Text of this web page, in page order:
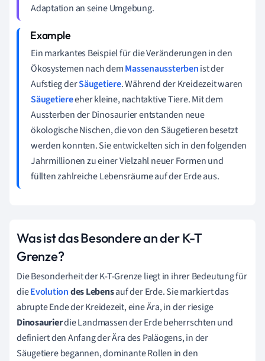
Adaptation an seine Umgebung.
Ein markantes Beispiel für die Veränderungen in den
Ökosystemen nach demMassenaussterbenist der
Aufstieg derSäugetiere. Während der Kreidezeit waren
Säugetiereeher kleine, nachtaktive Tiere. Mit dem
Aussterben der Dinosaurier entstanden neue
ökologische Nischen, die von den Säugetieren besetzt
werden konnten. Sie entwickelten sich in den folgenden
Jahrmillionen zu einer Vielzahl neuer Formen und
füllten zahlreiche Lebensräume auf der Erde aus.
Was ist das Besondere an der K-T
Grenze?
Die Besonderheit der K-T-Grenze liegt in ihrer Bedeutung für
dieEvolutiondes Lebensauf der Erde. Sie markiert das
abrupte Ende der Kreidezeit, eine Ära, in der riesige
Dinosaurierdie Landmassen der Erde beherrschten und
definiert den Anfang der Ära des Paläogens, in der
Säugetiere begannen, dominante Rollen in den